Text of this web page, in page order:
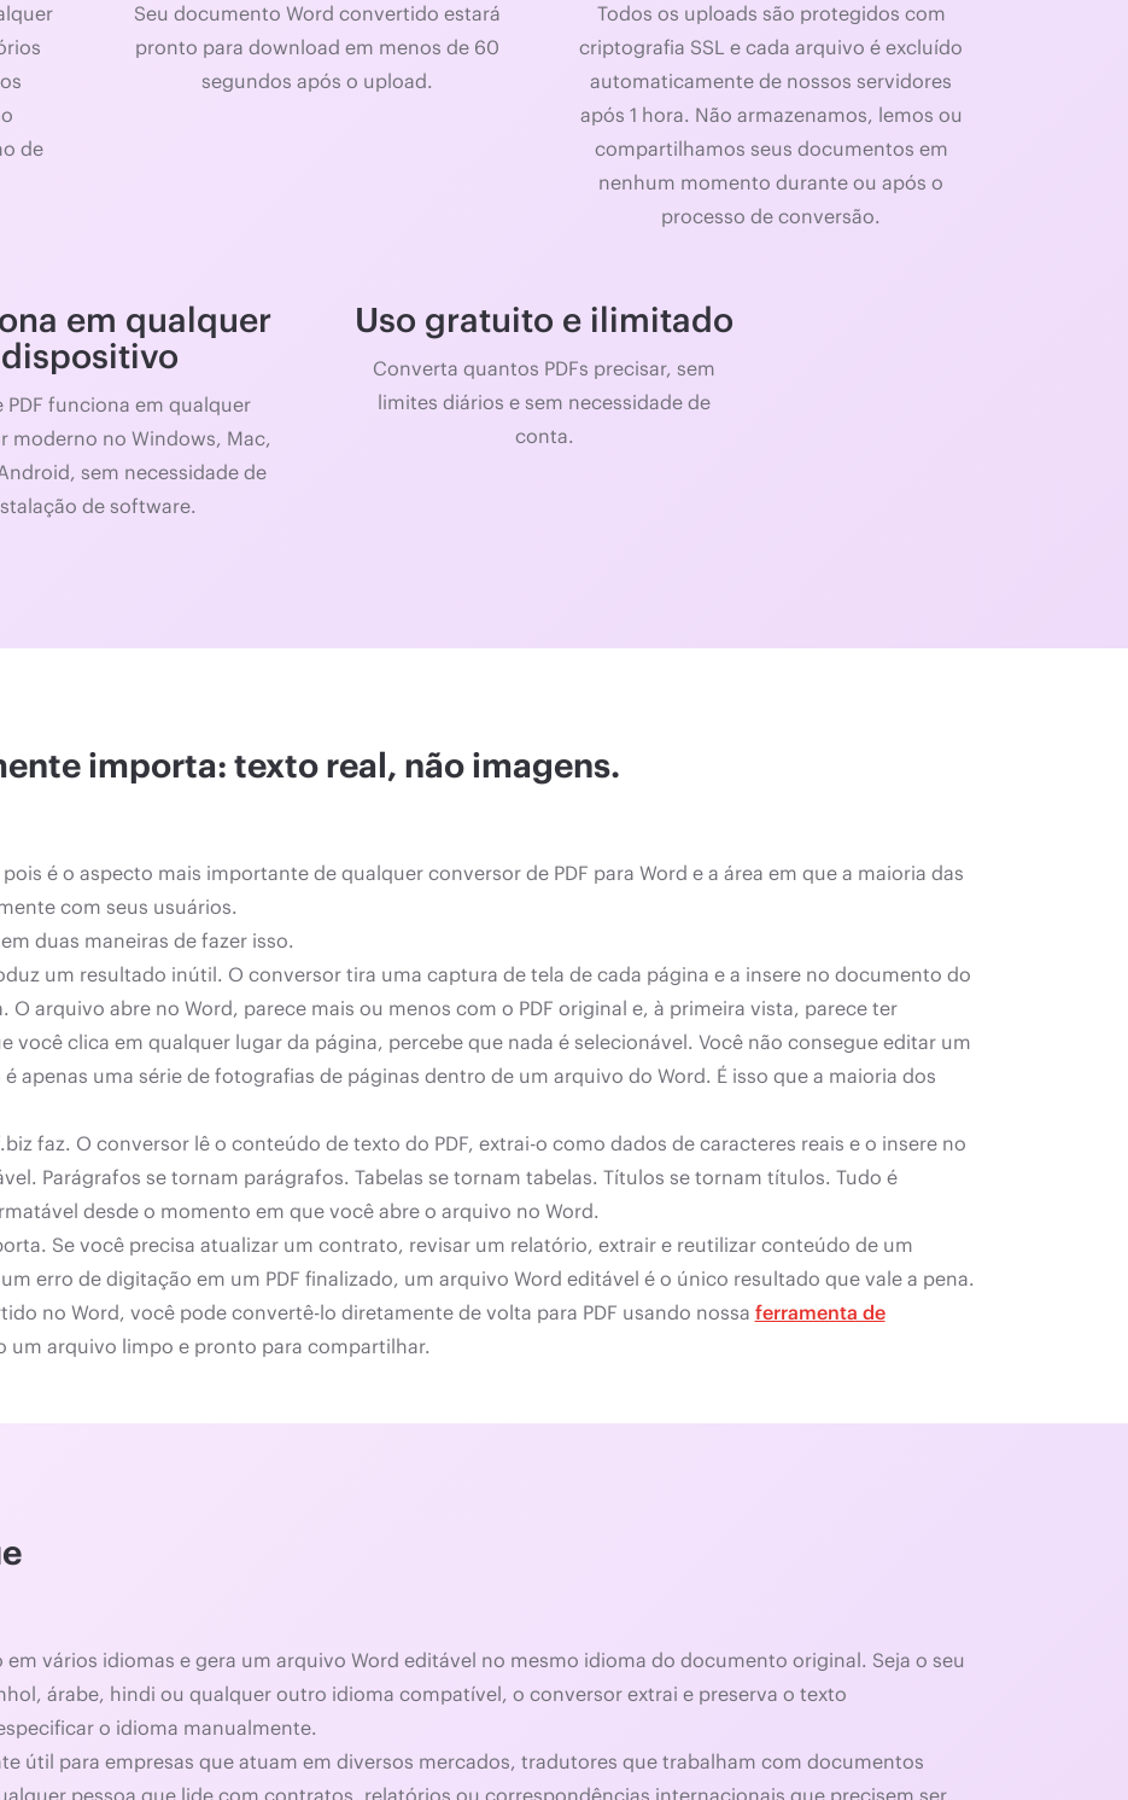
de
Seu documento Word convertido estará
pronto para download em menos de 60
segundos após o upload.
Todos os uploads são protegidos com
criptografia SSL e cada arquivo é excluído
automaticamente de nossos servidores
após 1 hora. Não armazenamos, lemos ou
compartilhamos seus documentos em
nenhum momento durante ou após o
processo de conversão.
em qualquer
dispositivo
PDF funciona em qualquer
moderno no Windows, Mac,
sem necessidade de
de software.
Uso gratuito e ilimitado
Converta quantos PDFs precisar, sem
limites diários e sem necessidade de
conta.
importa: texto real, não imagens.
é o aspecto mais importante de qualquer conversor de PDF para Word e a área em que a maioria das
com seus usuários.
duas maneiras de fazer isso.
um resultado inútil. O conversor tira uma captura de tela de cada página e a insere no documento do
arquivo abre no Word, parece mais ou menos com o PDF original e, à primeira vista, parece ter
você clica em qualquer lugar da página, percebe que nada é selecionável. Você não consegue editar um
apenas uma série de fotografias de páginas dentro de um arquivo do Word. É isso que a maioria dos
faz. O conversor lê o conteúdo de texto do PDF, extrai-o como dados de caracteres reais e o insere no
Parágrafos se tornam parágrafos. Tabelas se tornam tabelas. Títulos se tornam títulos. Tudo é
desde o momento em que você abre o arquivo no Word.
Se você precisa atualizar um contrato, revisar um relatório, extrair e reutilizar conteúdo de um
erro de digitação em um PDF finalizado, um arquivo Word editável é o único resultado que vale a pena.
no Word, você pode convertê-lo diretamente de volta para PDF usando nossa ferramenta de
um arquivo limpo e pronto para compartilhar.
em vários idiomas e gera um arquivo Word editável no mesmo idioma do documento original. Seja o seu
árabe, hindi ou qualquer outro idioma compatível, o conversor extrai e preserva o texto
o idioma manualmente.
útil para empresas que atuam em diversos mercados, tradutores que trabalham com documentos
pessoa que lide com contratos, relatórios ou correspondências internacionais que precisem ser